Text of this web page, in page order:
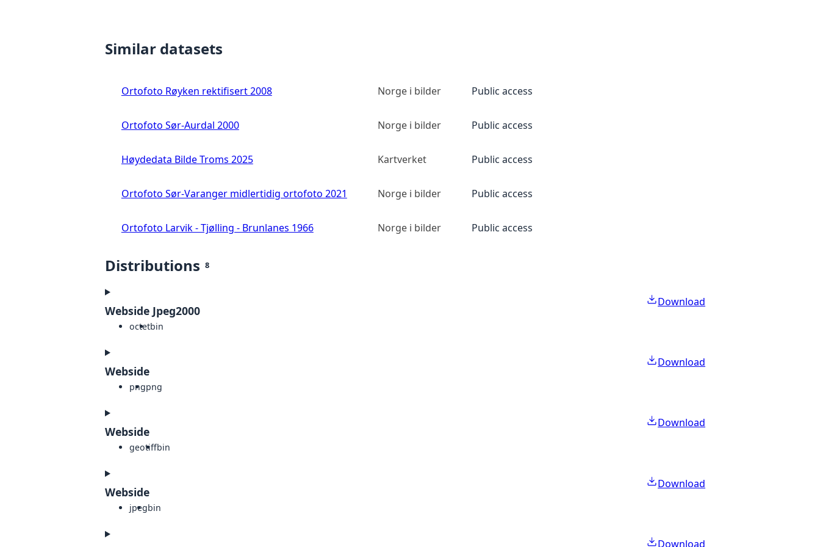
Similar datasets
Ortofoto Røyken rektifisert 2008 Norge i bilder Public access
Ortofoto Sør-Aurdal 2000 Norge i bilder Public access
Høydedata Bilde Troms 2025 Kartverket Public access
Ortofoto Sør-Varanger midlertidig ortofoto 2021 Norge i bilder Public access
Ortofoto Larvik - Tjølling - Brunlanes 1966 Norge i bilder Public access
Distributions 8
Webside Jpeg2000
octetbin
Download
Webside
pngpng
Download
Webside
geotiffbin
Download
Webside
jpegbin
Download
Download